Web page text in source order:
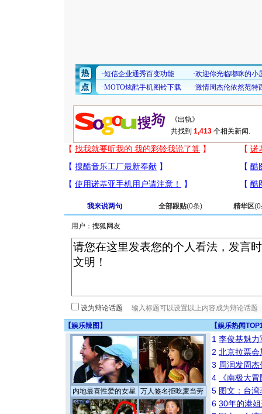
共找到 1,413 个相关新闻.
我来说两句 全部跟贴(0条) 精华区(0
用户：
设为辩论话题
【娱乐辣图 】 【娱乐热闻
内地最喜性爱的女星 万人签名拒吃麦当劳
1 李俊基魅力
2 北京拉票
3 周润发周
4
《南极大
5 图文：台
6 30年的港